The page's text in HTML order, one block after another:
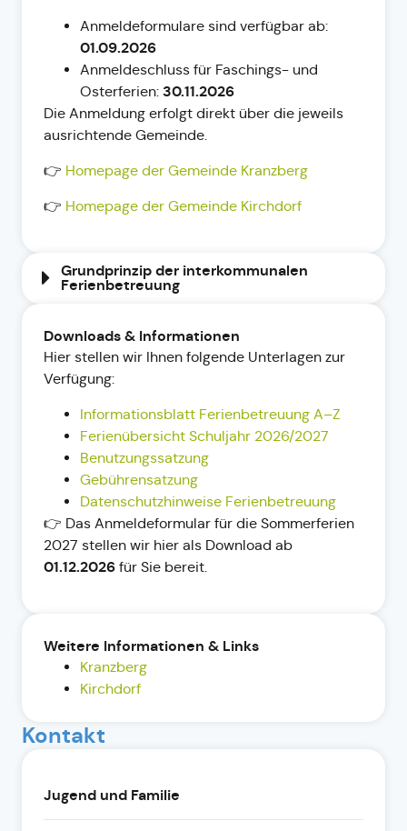
Anmeldeformulare sind verfügbar ab:
01.09.2026
Anmeldeschluss für Faschings- und
Osterferien: 30.11.2026
Die Anmeldung erfolgt direkt über die jeweils
ausrichtende Gemeinde.
👉 Homepage der Gemeinde Kranzberg
👉 Homepage der Gemeinde Kirchdorf
Grundprinzip der interkommunalen
Ferienbetreuung
Downloads & Informationen
Hier stellen wir Ihnen folgende Unterlagen zur
Verfügung:
Informationsblatt Ferienbetreuung A–Z
Ferienübersicht Schuljahr 2026/2027
Benutzungssatzung
Gebührensatzung
Datenschutzhinweise Ferienbetreuung
👉 Das Anmeldeformular für die Sommerferien
2027 stellen wir hier als Download ab
01.12.2026 für Sie bereit.
Weitere Informationen & Links
Kranzberg
Kirchdorf
Kontakt
Jugend und Familie